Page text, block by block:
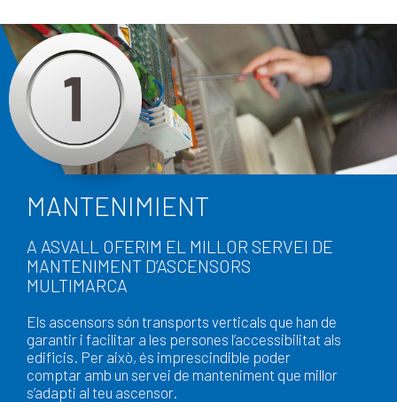
MANTENIMIENT
A ASVALL OFERIM EL MILLOR SERVEI DE
MANTENIMENT D’ASCENSORS
MULTIMARCA
Els ascensors són transports verticals que han de
garantir i facilitar a les persones l’accessibilitat als
edificis. Per això, és imprescindible poder
comptar amb un servei de manteniment que millor
s’adapti al teu ascensor.